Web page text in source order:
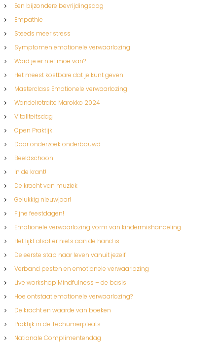
t
e
n
n
a
v
i
g
a
t
i
e
Een bijzondere bevrijdingsdag
Empathie
Steeds meer stress
Symptomen emotionele verwaarlozing
Word je er niet moe van?
Het meest kostbare dat je kunt geven
Masterclass Emotionele verwaarlozing
Wandelretraite Marokko 2024
Vitaliteitsdag
Open Praktijk
Door onderzoek onderbouwd
Beeldschoon
In de krant!
De kracht van muziek
Gelukkig nieuwjaar!
Fijne feestdagen!
Emotionele verwaarlozing vorm van kindermishandeling
Het lijkt alsof er niets aan de hand is
De eerste stap naar leven vanuit jezelf
Verband pesten en emotionele verwaarlozing
Live workshop Mindfulness – de basis
Hoe ontstaat emotionele verwaarlozing?
De kracht en waarde van boeken
Praktijk in de Techumerpleats
Nationale Complimentendag